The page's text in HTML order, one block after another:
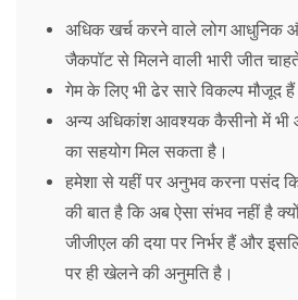
अधिक खर्च करने वाले लोग आधुनिक
जैकपॉट से मिलने वाली भारी जीत
गेम के लिए भी ढेर सारे विकल्प मौजूद
अन्य अधिकांश आवश्यक कैसीनो में भी
का सहयोग मिल सकता है।
हमेशा से यहीं पर अनुभव करना पसंद
की बात है कि अब ऐसा संभव नहीं है
जीजीएल की दया पर निर्भर हैं और
पर ही खेलने की अनुमति है।